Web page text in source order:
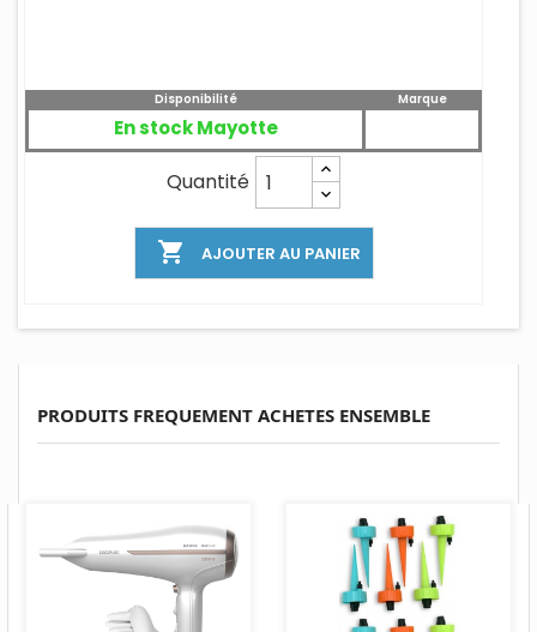
Disponibilité
En stock Mayotte
Marque
Quantité
 AJOUTER AU PANIER
PRODUITS FREQUEMENT ACHETES ENSEMBLE